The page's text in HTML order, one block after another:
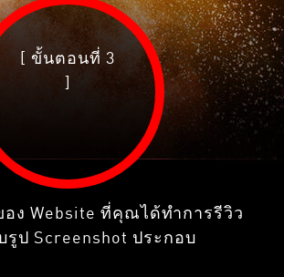
[ ขั้นตอนที่ 3
]
อง Website ที่คุณได้ทำการรีวิว
ป Screenshot ประกอบ